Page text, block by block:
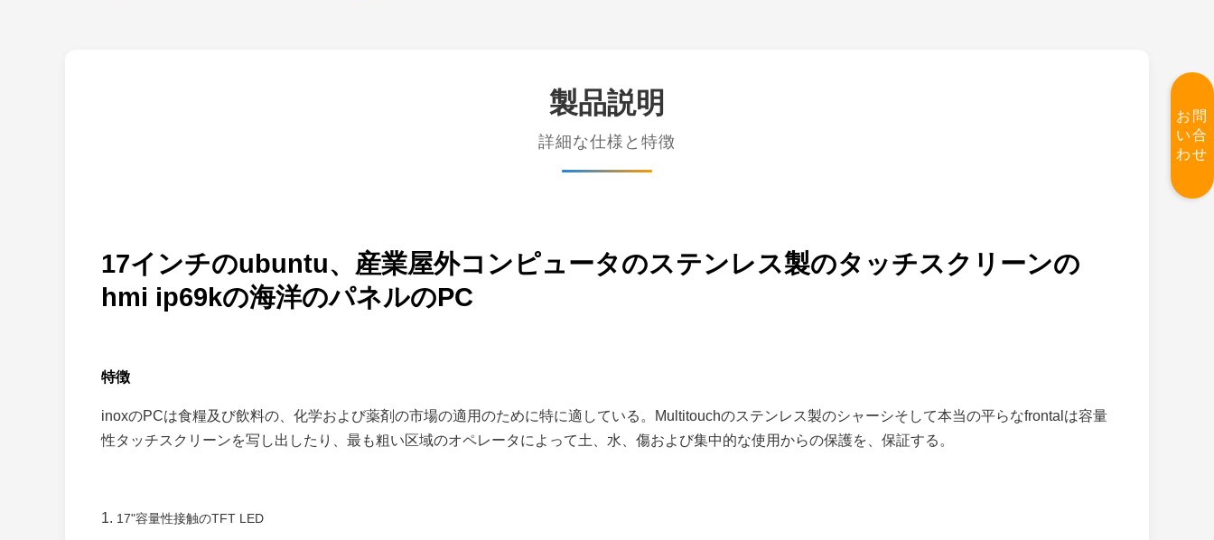
お問
い合
わせ
製品説明
詳細な仕様と特徴
17インチのubuntu、産業屋外コンピュータのステンレス製のタッチスクリーンの
hmi ip69kの海洋のパネルのPC
特徴
inoxのPCは食糧及び飲料の、化学および薬剤の市場の適用のために特に適している。Multitouchのステンレス製のシャーシそして本当の平らなfrontalは容量
性タッチスクリーンを写し出したり、最も粗い区域のオペレータによって土、水、傷および集中的な使用からの保護を、保証する。
1. 17"容量性接触のTFT LED